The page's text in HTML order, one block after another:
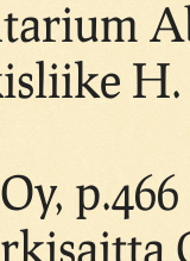
H.
p.466